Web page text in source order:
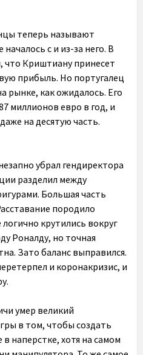
теперь называют
с и из-за него. В
что Криштиану принесет
прибыль. Но португалец
рынке, как ожидалось. Его
миллионов евро в год, и
на десятую часть.
убрал гендиректора
разделил между
Большая часть
породило
крутились вокруг
Роналду, но точная
Зато баланс выправился.
и коронакризис, и
умер великий
в том, чтобы создать
наперстке, хотя на самом